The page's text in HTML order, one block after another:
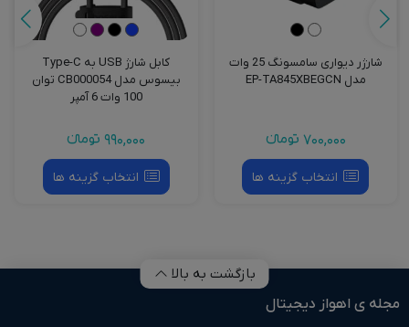
شارژر دیواری سامسونگ 25 وات
مدل EP-TA845XBEGCN
700,000 تومانءء
انتخاب گزینه ها
کابل شارژ USB به Type-C
بیسوس مدل CB000054 توان
100 وات 6 آمپر
990,000 تومانءء
انتخاب گزینه ها
بازگشت به بالا
مجله ی اهواز دیجیتال